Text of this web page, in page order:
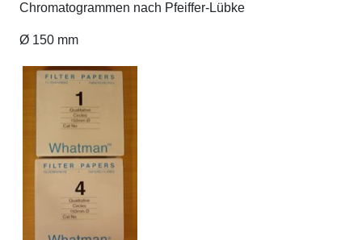
Chromatogrammen nach Pfeiffer-Lübke
Ø 150 mm